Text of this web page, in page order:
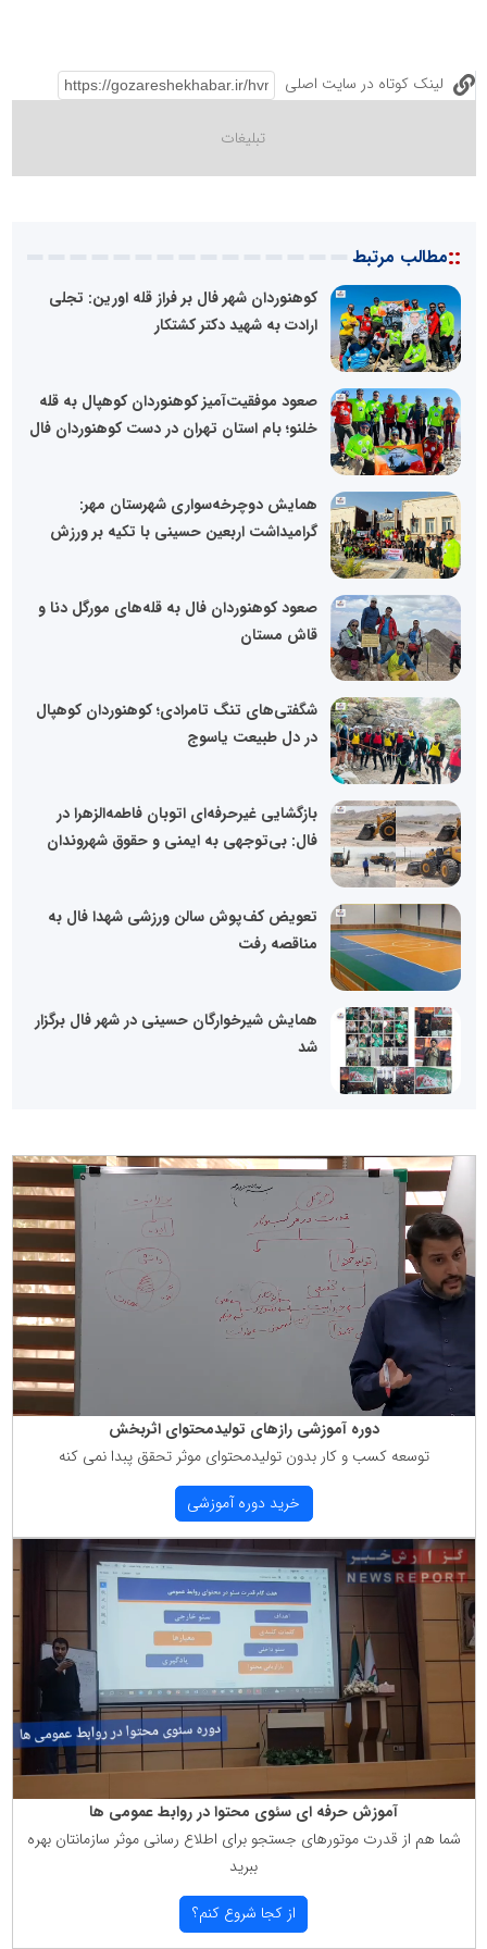
لینک کوتاه در سایت اصلی
::مطالب مرتبط
کوهنوردان شهر فال بر فراز قله اورین: تجلی
ارادت به شهید دکتر کشتکار
صعود موفقیت‌آمیز کوهنوردان کوهپال به قله
خلنو؛ بام استان تهران در دست کوهنوردان فال
همایش دوچرخه‌سواری شهرستان مهر:
گرامیداشت اربعین حسینی با تکیه بر ورزش
صعود کوهنوردان فال به قله‌های مورگل دنا و
قاش مستان
شگفتی‌های تنگ تامرادی؛ کوهنوردان کوهپال
در دل طبیعت یاسوج
بازگشایی غیرحرفه‌ای اتوبان فاطمه‌الزهرا در
فال: بی‌توجهی به ایمنی و حقوق شهروندان
تعویض کف‌پوش سالن ورزشی شهدا فال به
مناقصه رفت
همایش شیرخوارگان حسینی در شهر فال برگزار
شد
دوره آموزشی رازهای تولیدمحتوای اثربخش
توسعه كسب و كار بدون تولیدمحتوای موثر تحقق پبدا نمی كنه
خرید دوره آموزشی
آموزش حرفه ای سئوی محتوا در روابط عمومی ها
شما هم از قدرت موتورهای جستجو برای اطلاع رسانی موثر سازمانتان بهره
ببرید
از كجا شروع كنم؟